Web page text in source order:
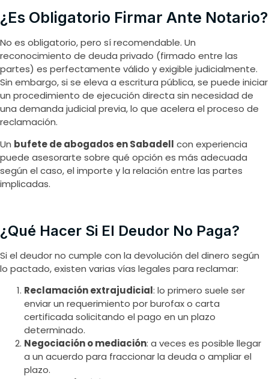
¿Es Obligatorio Firmar Ante Notario?
No es obligatorio, pero sí recomendable. Un
reconocimiento de deuda privado (firmado entre las
partes) es perfectamente válido y exigible judicialmente.
Sin embargo, si se eleva a escritura pública, se puede iniciar
un procedimiento de ejecución directa sin necesidad de
una demanda judicial previa, lo que acelera el proceso de
reclamación.
Un bufete de abogados en Sabadell con experiencia
puede asesorarte sobre qué opción es más adecuada
según el caso, el importe y la relación entre las partes
implicadas.
¿Qué Hacer Si El Deudor No Paga?
Si el deudor no cumple con la devolución del dinero según
lo pactado, existen varias vías legales para reclamar:
Reclamación extrajudicial: lo primero suele ser
enviar un requerimiento por burofax o carta
certificada solicitando el pago en un plazo
determinado.
Negociación o mediación: a veces es posible llegar
a un acuerdo para fraccionar la deuda o ampliar el
plazo.